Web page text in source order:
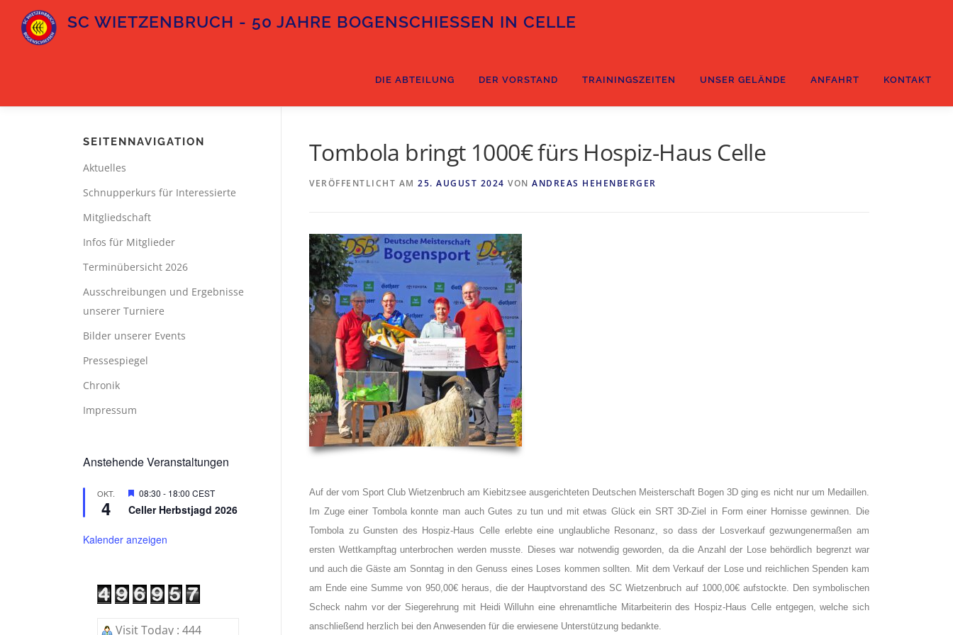
Inhalt
springen
SC WIETZENBRUCH - 50 JAHRE BOGENSCHIESSEN IN CELLE
DIE ABTEILUNG DER VORSTAND TRAININGSZEITEN UNSER GELÄNDE ANFAHRT KONTAKT
Tombola bringt 1000€ fürs Hospiz-Haus Celle
VERÖFFENTLICHT AM 25. AUGUST 2024 VON ANDREAS HEHENBERGER
Auf der vom Sport Club Wietzenbruch am Kiebitzsee ausgerichteten Deutschen Meisterschaft Bogen 3D ging es nicht nur um Medaillen.
Im Zuge einer Tombola konnte man auch Gutes zu tun und mit etwas Glück ein SRT 3D-Ziel in Form einer Hornisse gewinnen. Die
Tombola zu Gunsten des Hospiz-Haus Celle erlebte eine unglaubliche Resonanz, so dass der Losverkauf gezwungenermaßen am
ersten Wettkampftag unterbrochen werden musste. Dieses war notwendig geworden, da die Anzahl der Lose behördlich begrenzt war
und auch die Gäste am Sonntag in den Genuss eines Loses kommen sollten. Mit dem Verkauf der Lose und reichlichen Spenden kam
am Ende eine Summe von 950,00€ heraus, die der Hauptvorstand des SC Wietzenbruch auf 1000,00€ aufstockte. Den symbolischen
Scheck nahm vor der Siegerehrung mit Heidi Willuhn eine ehrenamtliche Mitarbeiterin des Hospiz-Haus Celle entgegen, welche sich
anschließend herzlich bei den Anwesenden für die erwiesene Unterstützung bedankte.
SEITENNAVIGATION
Aktuelles
Schnupperkurs für Interessierte
Mitgliedschaft
Infos für Mitglieder
Terminübersicht 2026
Ausschreibungen und Ergebnisse
unserer Turniere
Bilder unserer Events
Pressespiegel
Chronik
Impressum
Anstehende Veranstaltungen
OKT.
4
Hervorgehoben
08:30 - 18:00 CEST
Celler Herbstjagd 2026
Kalender anzeigen
Visit Today : 444